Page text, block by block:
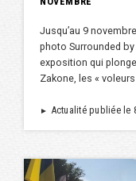
Jusqu’au 9
photo Surrounded
exposition qui
Zakone, les «
► Actualité publiée le